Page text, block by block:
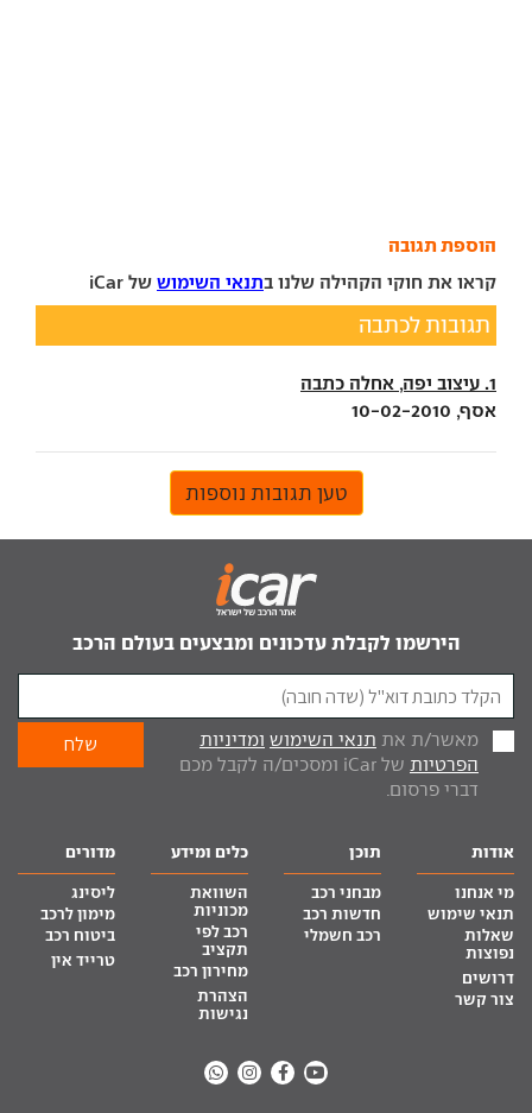
הוספת תגובה
קראו את חוקי הקהילה שלנו בתנאי השימוש של iCar
תגובות לכתבה
1. עיצוב יפה, אחלה כתבה
אסף, 10-02-2010
טען תגובות נוספות
הירשמו לקבלת עדכונים ומבצעים בעולם הרכב
מאשר/ת את תנאי השימוש ומדיניות
הפרטיות
של iCar ומסכים/ה לקבל מכם
דברי פרסום.
אודות
מי אנחנו
תנאי שימוש
שאלות
נפוצות
דרושים
צור קשר
תוכן
מבחני רכב
חדשות רכב
רכב חשמלי
כלים ומידע
השוואת
מכוניות
רכב לפי
תקציב
מחירון רכב
הצהרת
נגישות
מדורים
ליסינג
מימון לרכב
ביטוח רכב
טרייד אין